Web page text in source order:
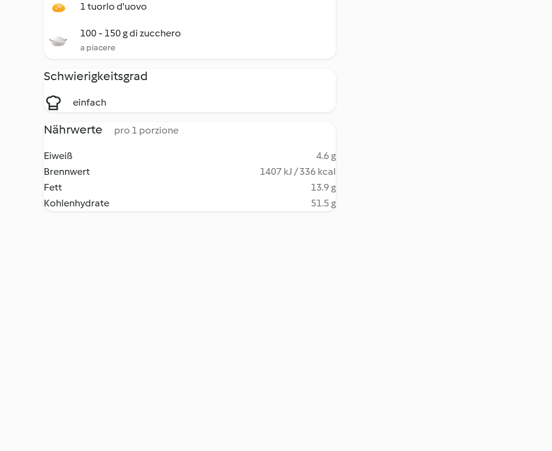
1 tuorlo d'uovo
100 - 150 g di zucchero
a piacere
Schwierigkeitsgrad
einfach
Nährwerte pro 1 porzione
Eiweiß
4.6 g
Brennwert
1407 kJ / 336 kcal
Fett
13.9 g
Kohlenhydrate
51.5 g